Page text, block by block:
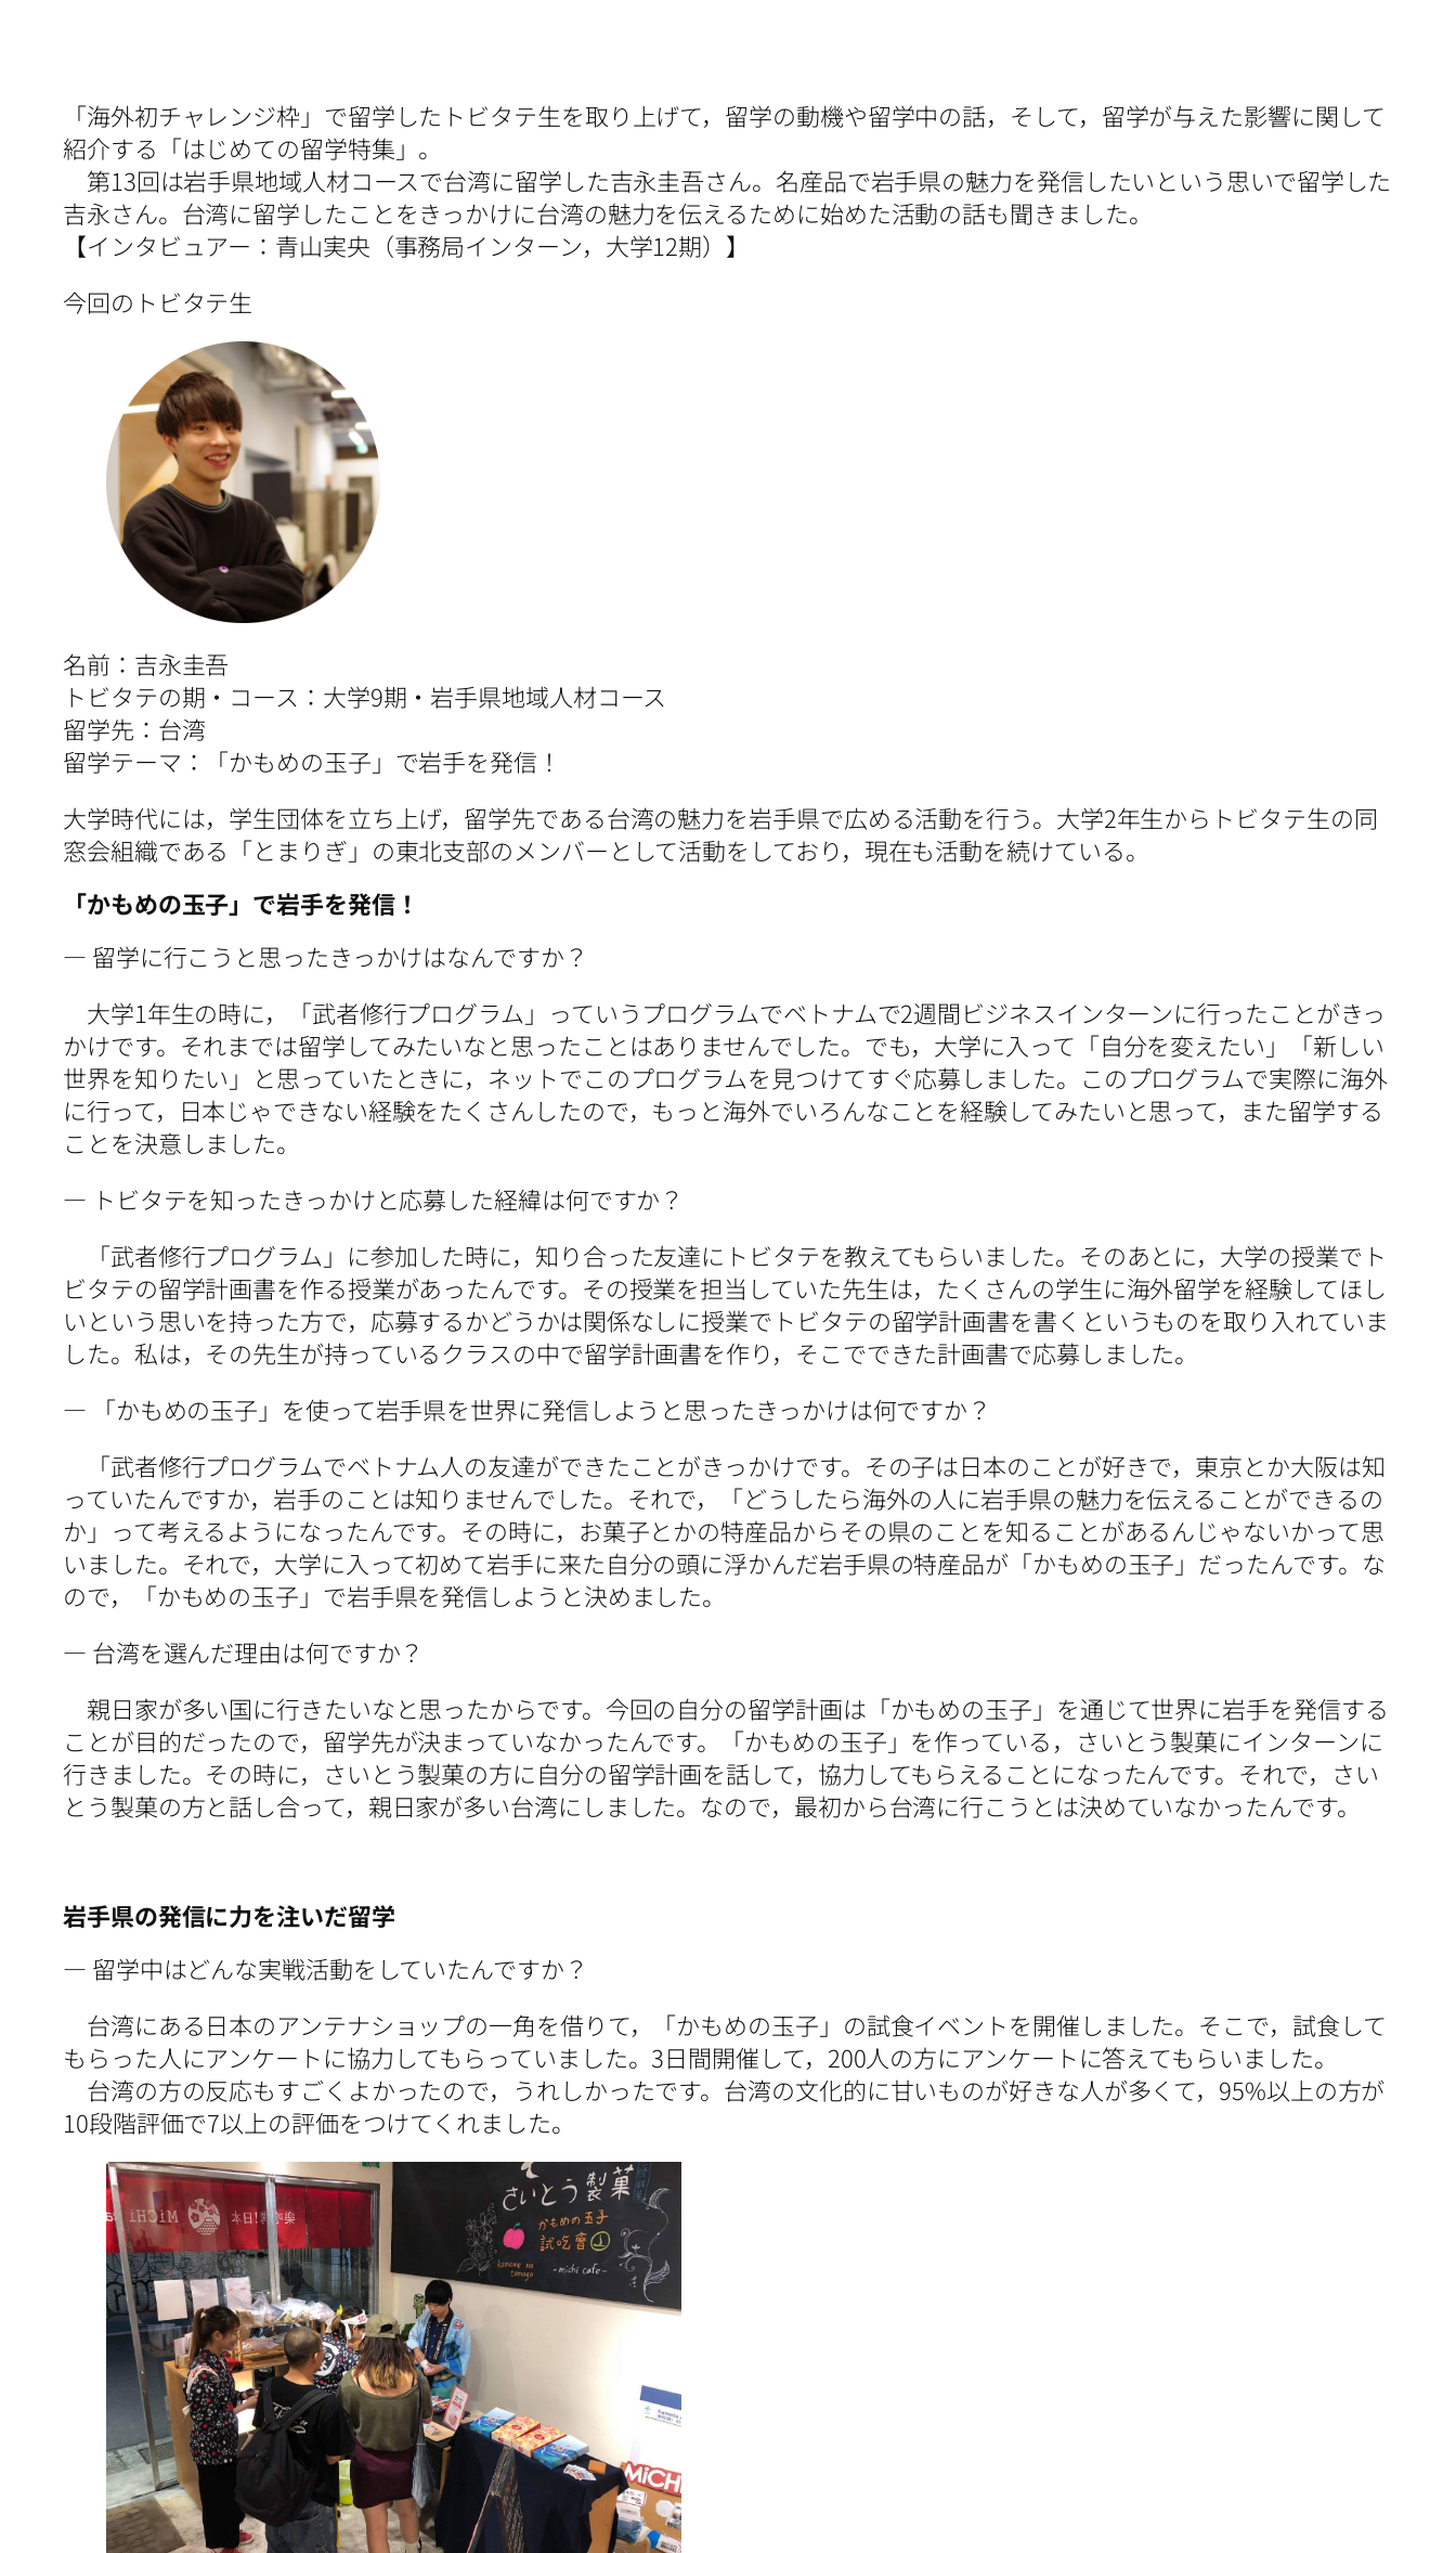
「海外初チャレンジ枠」で留学したトビタテ生を取り上げて，留学の動機や留学中の話，そして，留学が与えた影響に関して
紹介する「はじめての留学特集」。
第13回は岩手県地域人材コースで台湾に留学した吉永圭吾さん。名産品で岩手県の魅力を発信したいという思いで留学した
吉永さん。台湾に留学したことをきっかけに台湾の魅力を伝えるために始めた活動の話も聞きました。
【インタビュアー：青山実央（事務局インターン，大学12期）】
今回のトビタテ生
名前：吉永圭吾
トビタテの期・コース：大学9期・岩手県地域人材コース
留学先：台湾
留学テーマ：「かもめの玉子」で岩手を発信！
大学時代には，学生団体を立ち上げ，留学先である台湾の魅力を岩手県で広める活動を行う。大学2年生からトビタテ生の同
窓会組織である「とまりぎ」の東北支部のメンバーとして活動をしており，現在も活動を続けている。
「かもめの玉子」で岩手を発信！
― 留学に行こうと思ったきっかけはなんですか？
大学1年生の時に，「武者修行プログラム」っていうプログラムでベトナムで2週間ビジネスインターンに行ったことがきっ
かけです。それまでは留学してみたいなと思ったことはありませんでした。でも，大学に入って「自分を変えたい」「新しい
世界を知りたい」と思っていたときに，ネットでこのプログラムを見つけてすぐ応募しました。このプログラムで実際に海外
に行って，日本じゃできない経験をたくさんしたので，もっと海外でいろんなことを経験してみたいと思って，また留学する
ことを決意しました。
― トビタテを知ったきっかけと応募した経緯は何ですか？
「武者修行プログラム」に参加した時に，知り合った友達にトビタテを教えてもらいました。そのあとに，大学の授業でト
ビタテの留学計画書を作る授業があったんです。その授業を担当していた先生は，たくさんの学生に海外留学を経験してほし
いという思いを持った方で，応募するかどうかは関係なしに授業でトビタテの留学計画書を書くというものを取り入れていま
した。私は，その先生が持っているクラスの中で留学計画書を作り，そこでできた計画書で応募しました。
― 「かもめの玉子」を使って岩手県を世界に発信しようと思ったきっかけは何ですか？
「武者修行プログラムでベトナム人の友達ができたことがきっかけです。その子は日本のことが好きで，東京とか大阪は知
っていたんですか，岩手のことは知りませんでした。それで，「どうしたら海外の人に岩手県の魅力を伝えることができるの
か」って考えるようになったんです。その時に，お菓子とかの特産品からその県のことを知ることがあるんじゃないかって思
いました。それで，大学に入って初めて岩手に来た自分の頭に浮かんだ岩手県の特産品が「かもめの玉子」だったんです。な
ので，「かもめの玉子」で岩手県を発信しようと決めました。
― 台湾を選んだ理由は何ですか？
親日家が多い国に行きたいなと思ったからです。今回の自分の留学計画は「かもめの玉子」を通じて世界に岩手を発信する
ことが目的だったので，留学先が決まっていなかったんです。「かもめの玉子」を作っている，さいとう製菓にインターンに
行きました。その時に，さいとう製菓の方に自分の留学計画を話して，協力してもらえることになったんです。それで，さい
とう製菓の方と話し合って，親日家が多い台湾にしました。なので，最初から台湾に行こうとは決めていなかったんです。
岩手県の発信に力を注いだ留学
― 留学中はどんな実戦活動をしていたんですか？
台湾にある日本のアンテナショップの一角を借りて，「かもめの玉子」の試食イベントを開催しました。そこで，試食して
もらった人にアンケートに協力してもらっていました。3日間開催して，200人の方にアンケートに答えてもらいました。
台湾の方の反応もすごくよかったので，うれしかったです。台湾の文化的に甘いものが好きな人が多くて，95%以上の方が
10段階評価で7以上の評価をつけてくれました。